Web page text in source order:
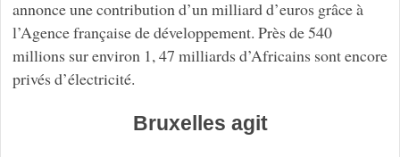
annonce une contribution d’un milliard d’euros grâce à
l’Agence française de développement. Près de 540
millions sur environ 1, 47 milliards d’Africains sont encore
privés d’électricité.
Bruxelles agit